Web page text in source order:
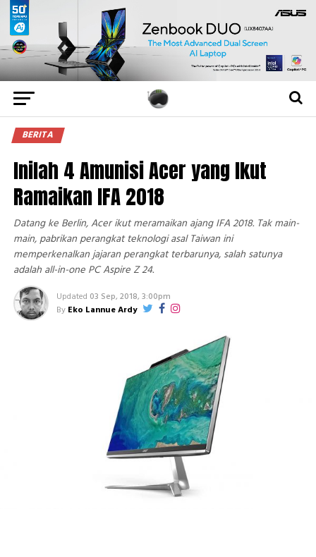
BERITA
Inilah 4 Amunisi Acer yang Ikut
Ramaikan IFA 2018
Datang ke Berlin, Acer ikut meramaikan ajang IFA 2018. Tak main-
main, pabrikan perangkat teknologi asal Taiwan ini
memperkenalkan jajaran perangkat terbarunya, salah satunya
adalah all-in-one PC Aspire Z 24.
Updated 03 Sep, 2018, 3:00pm
By Eko Lannue Ardy